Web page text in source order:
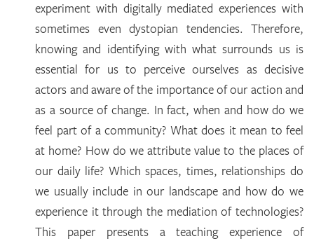
experiment with digitally mediated experiences with
sometimes even dystopian tendencies. Therefore,
knowing and identifying with what surrounds us is
essential for us to perceive ourselves as decisive
actors and aware of the importance of our action and
as a source of change. In fact, when and how do we
feel part of a community? What does it mean to feel
at home? How do we attribute value to the places of
our daily life? Which spaces, times, relationships do
we usually include in our landscape and how do we
experience it through the mediation of technologies?
This paper presents a teaching experience of